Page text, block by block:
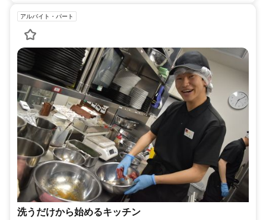
アルバイト・パート
洗うだけから始めるキッチン